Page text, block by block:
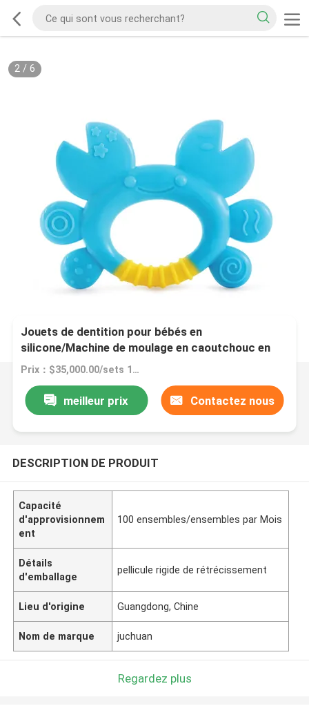
2/ 6
Jouets de dentition pour bébés en
silicone/Machine de moulage en caoutchouc en
silicone/Pièces d'injection en plastique
Prix：$35,000.00/sets 1-1 sets
meilleur prix Contactez nous
DESCRIPTION DE PRODUIT
Capacité
d'approvisionnem
ent
100 ensembles/ensembles par Mois
Détails
d'emballage
pellicule rigide de rétrécissement
Lieu d'origine Guangdong, Chine
Nom de marque juchuan
Regardez plus